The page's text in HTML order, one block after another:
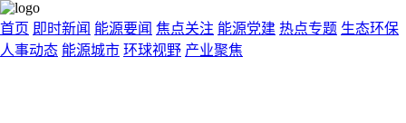
首页 即时新闻 能源要闻 焦点关注 能源党建 热点专题 生态环保
人事动态 能源城市 环球视野 产业聚焦